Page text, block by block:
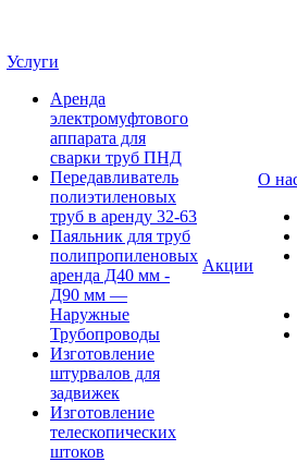
Услуги
Аренда
электромуфтового
аппарата для
сварки труб ПНД
Передавливатель
полиэтиленовых
труб в аренду 32-63
Паяльник для труб
полипропиленовых
аренда Д40 мм -
Д90 мм —
Наружные
Трубопроводы
Изготовление
штурвалов для
задвижек
Изготовление
телескопических
штоков
Акции
О